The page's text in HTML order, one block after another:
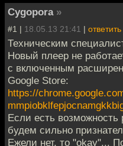
Cygopora »
#1 | 18.05.13 21:41 | ответить
Техническим
Новый плеер не
с включенным
Google Store:
https://
Если есть
будем сильно
Ежели нет, то "okay"...